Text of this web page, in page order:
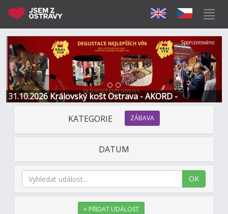
31.10.2026 Královský košt Ostrava - AKORD -
Restaurace a Hotel
Předchozí Další
Sponzorováno
KATEGORIE ZÁBAVA
DATUM
OK
+ PŘIDAT UDÁLOST